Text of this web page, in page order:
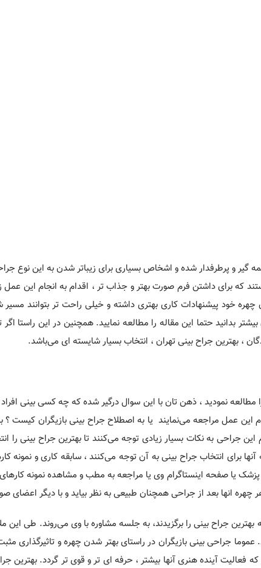
گیر و پرطرفدار شده و اشخاص بسیاری برای زیباتر شدن به این نوع
که برای داشتن فرم صورت بهتر و جذاب تر ، اقدام به انجام این عمل
خود پیشنهادات کاری بهتری داشته و خیلی راحت تر بتوانند
بیشتر بدانید حتما این مقاله را مطالعه نمایید. همچنین در این راستا
، بهترین جراح بینی تهران ، انتخاب بسیار شایسته ای می‌باشد.
مطالعه نمودید ، ذهن تان با این سوال درگیر شده که چه کسی بینی
این عمل مراجعه می‌نمایند یا به اصطلاح جراح بینی بازیگران کیست
جراحی به نکات بسیار زیادی توجه می‌کنند تا بهترین جراح بینی را
برای انتخاب جراح بینی به آن توجه می‌کنند ، سابقه کاری و نمونه
یا صفحه اینستاگرام وی یا مراجعه به مطب و مشاهده نمونه
انها بعد از جراحی همچنان طبیعی به نظر بیاید و با دیگر اعضای
جراح بینی را برگزیدند، به جلسه مشاوره با وی می‌روند. طی این
جراحی بینی بازیگران در راستای بهتر شدن چهره و تاثیرگذاری
فعالیت آینده هنری آنها بیشتر ، حرفه ای تر و قوی تر گردد. بهترین